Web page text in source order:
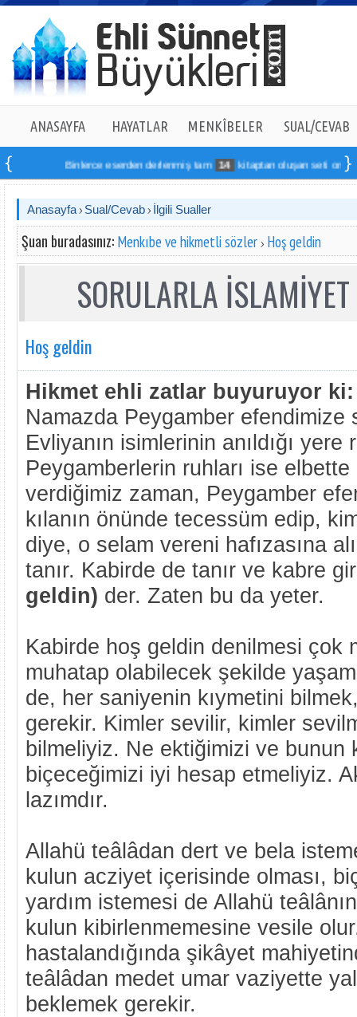
ANASAYFA HAYATLAR MENKÎBELER SUAL/CEVAB
Binlerce eserden derlenmiş tam 14 kitaptan oluşan seti online
Anasayfa Sual/Cevab İlgili Sualler
Şuan buradasınız: Menkıbe ve hikmetli sözler Hoş geldin
SORULARLA
Hoş geldin
Hikmet ehli zatlar buyuruyor ki:
Namazda Peygamber efendimize
Evliyanın isimlerinin anıldığı yere
Peygamberlerin ruhları ise
verdiğimiz zaman, Peygamber
kılanın önünde tecessüm edip,
diye, o selam vereni hafızasına
tanır. Kabirde de tanır ve kabre
geldin) der. Zaten bu da yeter.
Kabirde hoş geldin denilmesi çok
muhatap olabilecek şekilde
de, her saniyenin kıymetini
gerekir. Kimler sevilir, kimler
bilmeliyiz. Ne ektiğimizi ve bunun
biçeceğimizi iyi hesap etmeliyiz.
lazımdır.
Allahü teâlâdan dert ve bela
kulun acziyet içerisinde olması,
yardım istemesi de Allahü
kulun kibirlenmemesine vesile
hastalandığında şikâyet
teâlâdan medet umar vaziyette
beklemek gerekir.